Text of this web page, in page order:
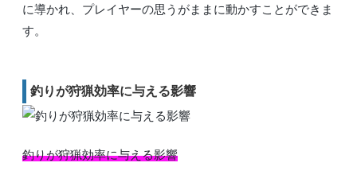
に導かれ、プレイヤーの思うがままに動かすことができま
す。
釣りが狩猟効率に与える影響
釣りが狩猟効率に与える影響